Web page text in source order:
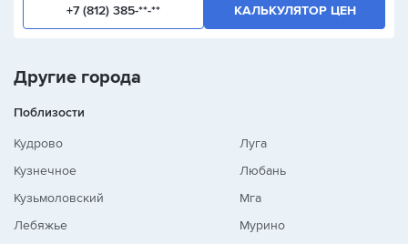
+7 (812) 385-**-** КАЛЬКУЛЯТОР ЦЕН
Другие города
Поблизости
Кудрово
Кузнечное
Кузьмоловский
Лебяжье
Луга
Любань
Мга
Мурино